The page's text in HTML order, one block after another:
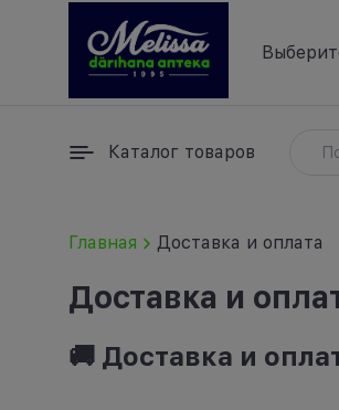
Каталог товаров
Главная Доставка и оплата
Доставка и
🚚 Доставка и